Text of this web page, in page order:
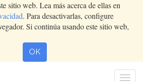
sitio web. Lea más acerca de ellas en
. Para desactivarlas, configure
Si continúa usando este sitio web,
OK